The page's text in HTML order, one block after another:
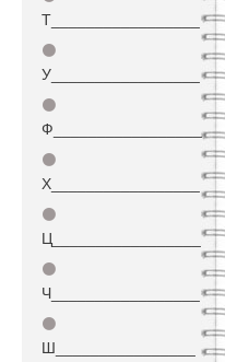
Т_________________
⚫
У_________________
⚫
Ф_________________
⚫
Х_________________
⚫
Ц_________________
⚫
Ч_________________
⚫
Ш________________